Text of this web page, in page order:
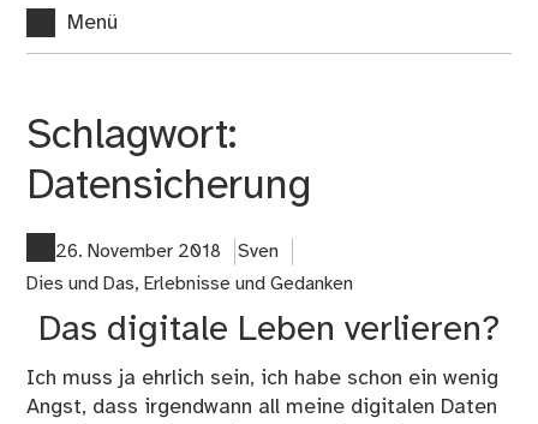
Menü
Schlagwort:
Datensicherung
26. November 2018
Sven
Dies und Das, Erlebnisse und Gedanken
Das digitale Leben verlieren?
Ich muss ja ehrlich sein, ich habe schon ein wenig
Angst, dass irgendwann all meine digitalen Daten